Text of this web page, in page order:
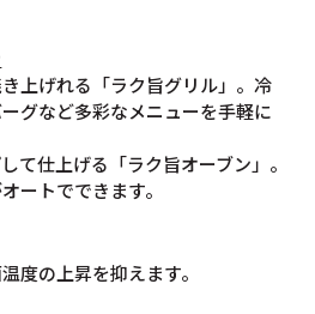
上げれる「ラク旨グリル」。冷
グなど多彩なメニューを手軽に
て仕上げる「ラク旨オーブン」。
ートでできます。
度の上昇を抑えます。